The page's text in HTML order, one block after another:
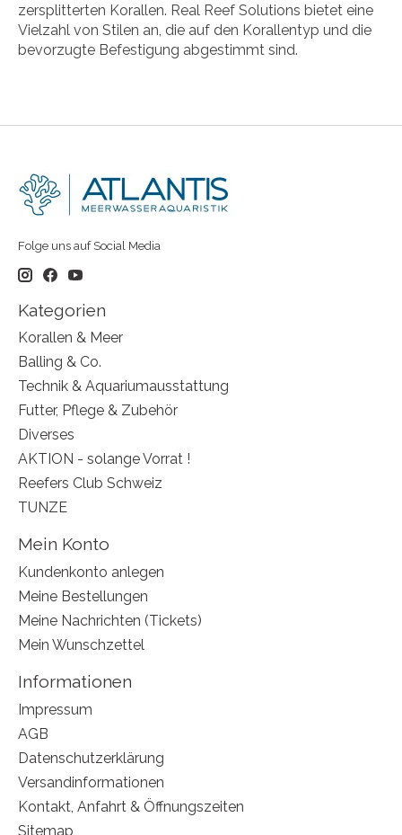
zersplitterten Korallen. Real Reef Solutions bietet eine
Vielzahl von Stilen an, die auf den Korallentyp und die
bevorzugte Befestigung abgestimmt sind.
Folge uns auf Social Media
Kategorien
Korallen & Meer
Balling & Co.
Technik & Aquariumausstattung
Futter, Pflege & Zubehör
Diverses
AKTION - solange Vorrat !
Reefers Club Schweiz
TUNZE
Mein Konto
Kundenkonto anlegen
Meine Bestellungen
Meine Nachrichten (Tickets)
Mein Wunschzettel
Informationen
Impressum
AGB
Datenschutzerklärung
Versandinformationen
Kontakt, Anfahrt & Öffnungszeiten
Sitemap